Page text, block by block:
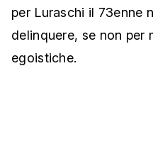
per Luraschi il 73enne
delinquere, se non per
egoistiche.